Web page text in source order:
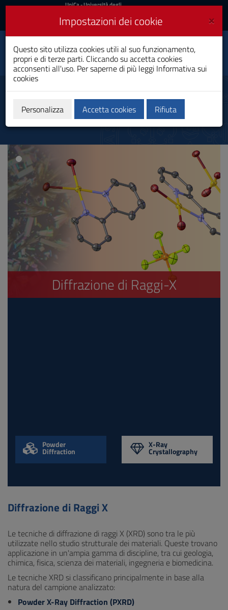
Vai
al
navigazione
sito
Vai
al
Footer
UniCa
Accedi
UniCa- Università degli
Accedi UniCA News
Toggle
navigation
Centro Servizi di Ateneo
per la Ricerca (CeSAR)
Diffrazione di Raggi-X (XRD)
Diffrazione di Raggi-X
Powder
Diffraction
X-Ray
Crystallography
Diffrazione di Raggi X
Le tecniche di diffrazione di raggi X (XRD) sono tra le più
utilizzate nello studio strutturale dei materiali. Queste trovano
applicazione in un'ampia gamma di discipline, tra cui geologia,
chimica, fisica, scienza dei materiali, ingegneria e biomedicina.
Le tecniche XRD si classificano principalmente in base alla
natura del campione analizzato:
Powder X-Ray Diffraction (PXRD)
×
Impostazioni dei cookie
Questo sito utilizza cookies utili al suo funzionamento,
propri e di terze parti. Cliccando su accetta cookies
acconsenti all'uso. Per saperne di più leggi Informativa sui
cookies
Personalizza Accetta cookies Rifiuta